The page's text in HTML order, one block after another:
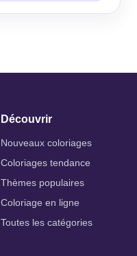
Découvrir
Nouveaux coloriages
Coloriages tendance
Thèmes populaires
Coloriage en ligne
Toutes les catégories